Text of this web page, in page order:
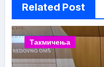
Related Post
Такмичења